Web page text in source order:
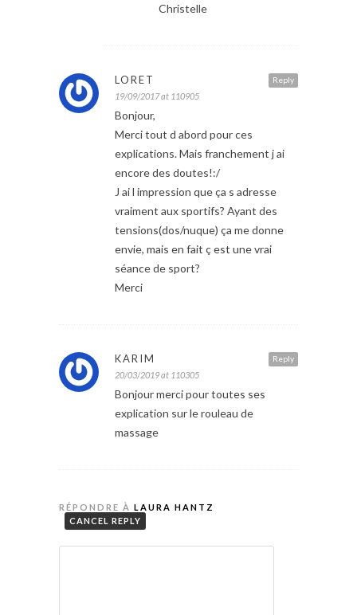
Christelle
Reply
LORET
19/09/2017 at 110905
Bonjour,
Merci tout d abord pour ces
explications. Mais franchement j ai
encore des doutes!:/
J ai l impression que ça s adresse
vraiment aux sportifs? Ayant des
tensions(dos/nuque) ça me donne
envie, mais en fait ç est une vrai
séance de sport?
Merci
Reply
KARIM
20/03/2019 at 110305
Bonjour merci pour toutes ses
explication sur le rouleau de
massage
RÉPONDRE À LAURA HANTZ
CANCEL REPLY